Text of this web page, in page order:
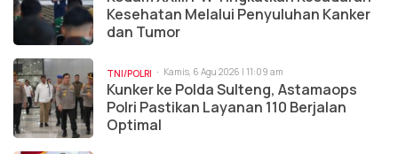
Kesehatan Melalui Penyuluhan Kanker
dan Tumor
TNI/POLRI Kamis, 6 Agu 2026 | 11:09 am
Kunker ke Polda Sulteng, Astamaops
Polri Pastikan Layanan 110 Berjalan
Optimal